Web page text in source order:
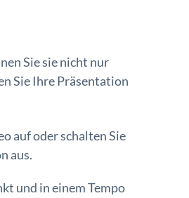
Sie sie nicht nur
Sie Ihre Präsentation
auf oder schalten Sie
aus.
und in einem Tempo